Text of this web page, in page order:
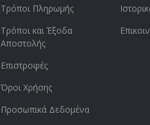
Τρόποι Πληρωμής
Τρόποι και Έξοδα
Αποστολής
Επιστροφές
Όροι Χρήσης
Προσωπικά Δεδομένα